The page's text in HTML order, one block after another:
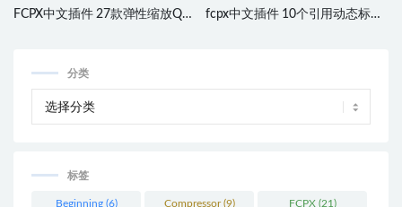
FCPX中文插件 27款弹性缩放Q弹
fcpx中文插件 10个引用动态标题
分类
标签
Beginning(6) Compressor(9) FCPX(21)